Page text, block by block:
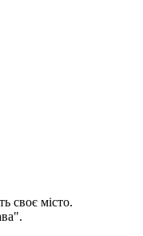
своє місто.